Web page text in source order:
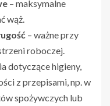
– maksymalne
wąż.
– ważne przy
roboczej.
dotyczące higieny,
z przepisami, np. w
spożywczych lub